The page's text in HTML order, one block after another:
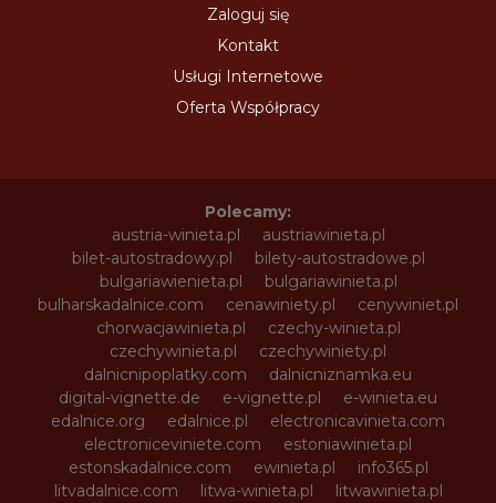
Zaloguj się
Kontakt
Usługi Internetowe
Oferta Współpracy
Polecamy:
austria-winieta.pl
austriawinieta.pl
bilet-autostradowy.pl
bilety-autostradowe.pl
bulgariawienieta.pl
bulgariawinieta.pl
bulharskadalnice.com
cenawiniety.pl
cenywiniet.pl
chorwacjawinieta.pl
czechy-winieta.pl
czechywinieta.pl
czechywiniety.pl
dalnicnipoplatky.com
dalnicniznamka.eu
digital-vignette.de
e-vignette.pl
e-winieta.eu
edalnice.org
edalnice.pl
electronicavinieta.com
electroniceviniete.com
estoniawinieta.pl
estonskadalnice.com
ewinieta.pl
info365.pl
litvadalnice.com
litwa-winieta.pl
litwawinieta.pl